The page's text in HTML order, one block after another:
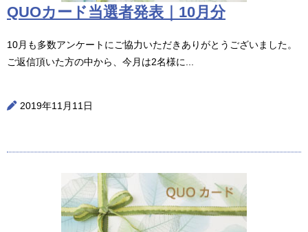
QUOカード当選者発表｜10月分
10月も多数アンケートにご協力いただきありがとうございました。
ご返信頂いた方の中から、今月は2名様に...
2019年11月11日